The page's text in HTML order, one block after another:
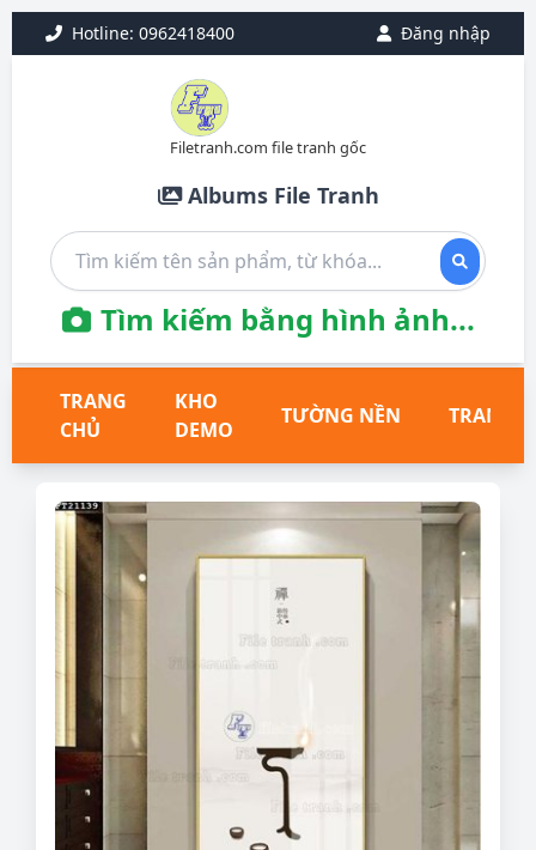
Hotline: 0962418400 Đăng nhập
Filetranh.com file tranh gốc
Albums File Tranh
Tìm kiếm bằng hình ảnh...
TRANG
CHỦ
KHO
DEMO
TƯỜNG NỀN TRANH